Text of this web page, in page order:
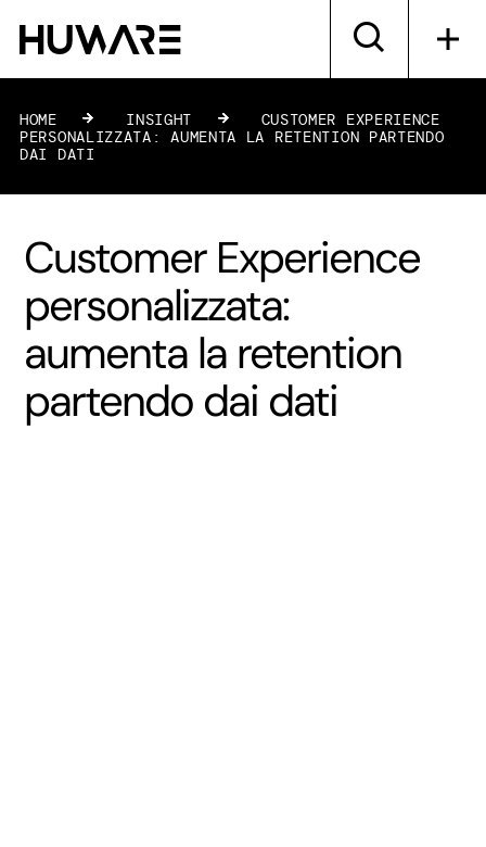
HOME » INSIGHT »
CUSTOMER EXPERIENCE
PERSONALIZZATA: AUMENTA LA RETENTION PARTENDO
DAI DATI
Customer Experience
personalizzata:
aumenta la retention
partendo dai dati